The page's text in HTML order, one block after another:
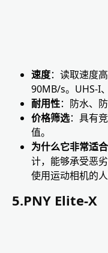
速度：读取速度
90MB/s。UHS-I
耐用性：防水、
价格筛选：具有
值。
为什么它非常适
计，能够承受恶
使用运动相机的人
5.PNY Elite-X